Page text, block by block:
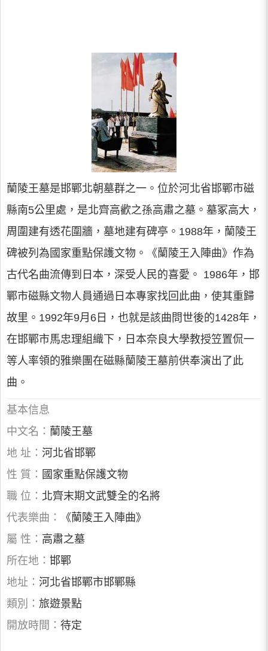
蘭陵王墓是邯鄲北朝墓群之一。位於河北省邯鄲市磁
縣南5公里處，是北齊高歡之孫高肅之墓。墓冢高大，
周圍建有透花圍牆，墓地建有碑亭。1988年，蘭陵王
碑被列為國家重點保護文物。《蘭陵王入陣曲》作為
古代名曲流傳到日本，深受人民的喜愛。 1986年，邯
鄲市磁縣文物人員通過日本專家找回此曲，使其重歸
故里。1992年9月6日，也就是該曲問世後的1428年，
在邯鄲市馬忠理組織下，日本奈良大學教授笠置侃一
等人率領的雅樂團在磁縣蘭陵王墓前供奉演出了此
曲。
基本信息
中文名： 蘭陵王墓
地 址： 河北省邯鄲
性 質： 國家重點保護文物
職 位： 北齊末期文武雙全的名將
代表樂曲：
《蘭陵王入陣曲》
屬 性： 高肅之墓
所在地： 邯鄲
地址： 河北省邯鄲市邯鄲縣
類別： 旅遊景點
開放時間： 待定